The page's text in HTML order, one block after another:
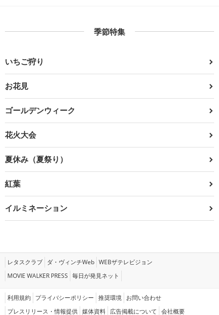
季節特集
いちご狩り
お花見
ゴールデンウィーク
花火大会
夏休み（夏祭り）
紅葉
イルミネーション
レタスクラブ ダ・ヴィンチWeb WEBザテレビジョン
MOVIE WALKER PRESS 毎日が発見ネット
利用規約 プライバシーポリシー 推奨環境 お問い合わせ
プレスリリース・情報提供 媒体資料 広告掲載について 会社概要